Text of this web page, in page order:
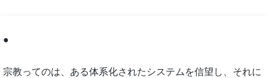
●
宗教ってのは、ある体系化されたシステムを信望し、それに